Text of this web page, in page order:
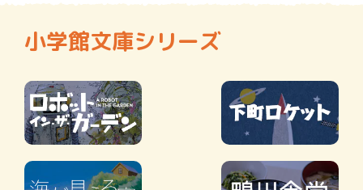
小学館文庫シリーズ